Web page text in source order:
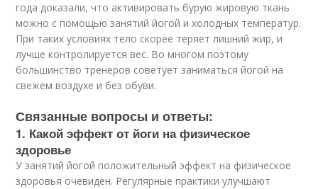
года доказали, что активировать бурую жировую ткань
можно с помощью занятий йогой и холодных температур.
При таких условиях тело скорее теряет лишний жир, и
лучше контролируется вес. Во многом поэтому
большинство тренеров советует заниматься йогой на
свежем воздухе и без обуви.
Связанные вопросы и ответы:
1. Какой эффект от йоги на физическое
здоровье
У занятий йогой положительный эффект на физическое
здоровья очевиден. Регулярные практики улучшают